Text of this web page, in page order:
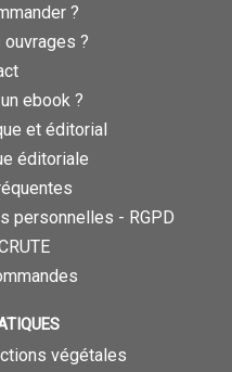
?
ouvrages ?
ebook ?
et éditorial
éditoriale
personnelles - RGPD
végétales